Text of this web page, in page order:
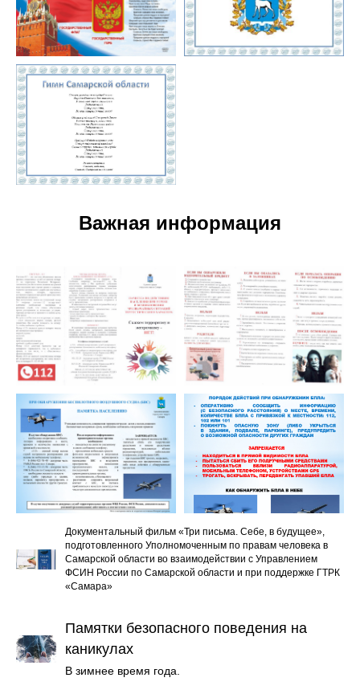
Важная информация
Документальный фильм «Три письма. Себе, в будущее»,
подготовленного Уполномоченным по правам человека в
Самарской области во взаимодействии с Управлением
ФСИН России по Самарской области и при поддержке ГТРК
«Самара»
Памятки безопасного поведения на
каникулах
В зимнее время года.